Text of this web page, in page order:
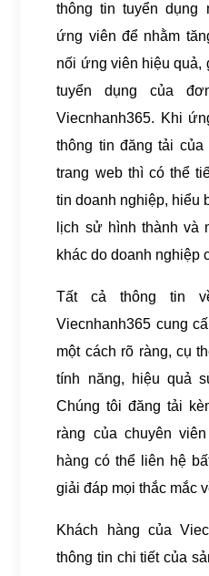
thông tin tuyển dụng
ứng viên để nhằm
nối ứng viên hiệu quả,
tuyển dụng của
Viecnhanh365. Khi
thông tin đăng tải
trang web thì có thể
tin doanh nghiệp, hiểu
lịch sử hình thành và
khác do doanh nghiệp
Tất cả thông tin
Viecnhanh365 cung
một cách rõ ràng, cụ
tính năng, hiệu quả
Chúng tôi đăng tải
ràng của chuyên
hàng có thể liên hệ
giải đáp mọi thắc mắc
Khách hàng của
thông tin chi tiết của